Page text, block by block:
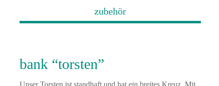
zubehör
bank “torsten”
Unser Torsten ist standhaft und hat ein breites Kreuz. Mit